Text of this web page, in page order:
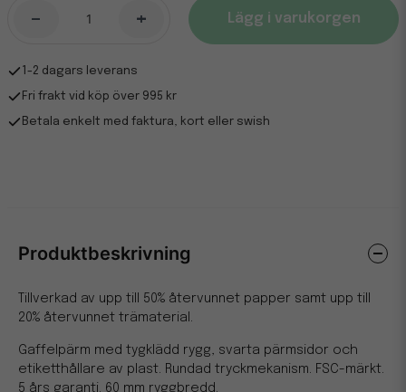
- + Lägg i varukorgen
1-2 dagars leverans
Fri frakt vid köp över 995 kr
Betala enkelt med faktura, kort eller swish
Produktbeskrivning
Tillverkad av upp till 50% återvunnet papper samt upp till
20% återvunnet trämaterial.
Gaffelpärm med tygklädd rygg, svarta pärmsidor och
etiketthållare av plast. Rundad tryckmekanism. FSC-märkt.
5 års garanti. 60 mm ryggbredd.